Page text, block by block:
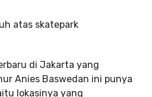
di Jakarta yang
Anies Baswedan ini punya
lokasinya yang